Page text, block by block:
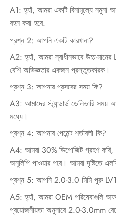
A1: হ্যাঁ, আমরা একটি বিনামূল্যে নমুনা
বহন করা হবে.
প্রশ্ন 2: আপনি একটি কারখানা?
A2: হ্যাঁ, আমরা স্বাধীনভাবে উচ্চ-
বেশি অভিজ্ঞতার একজন প্রস্তুতকারক।
প্রশ্ন 3: আপনার প্রসবের সময় কি?
A3: আমাদের স্ট্যান্ডার্ড ডেলিভারি সময়
মধ্যে।
প্রশ্ন 4: আপনার পেমেন্ট শর্তাবলী কি?
A4: আমরা 30% ডিপোজিট গ্রহণ করি,
অনুলিপি পাওয়ার পরে। আমরা দৃষ্টিতে
প্রশ্ন 5: আপনি 2.0-3.0 মিমি পুরু LVT
A5: হ্যাঁ, আমরা OEM পরিষেবাগুলি
প্রয়োজনীয়তা অনুসারে 2.0-3.0mm